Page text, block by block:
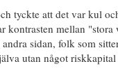
tyckte att det var kul
kontrasten mellan "stora
sidan, folk som
utan något